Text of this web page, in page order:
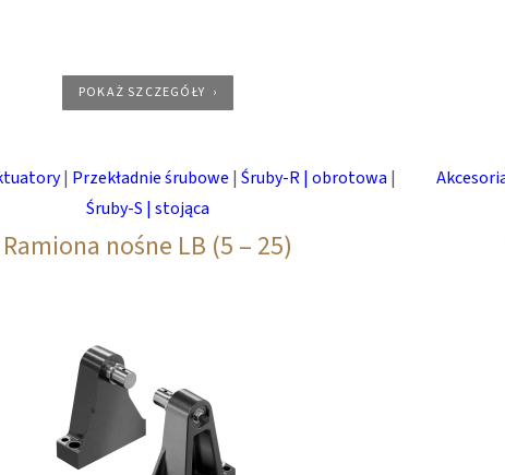
POKAŻ SZCZEGÓŁY
| Przekładnie śrubowe | Śruby-R | obrotowa |
Śruby-S | stojąca
Ramiona nośne LB (5 – 25)